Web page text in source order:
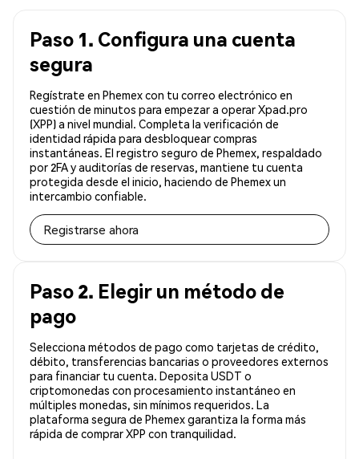
Paso 1. Configura una cuenta
segura
Regístrate en Phemex con tu correo electrónico en
cuestión de minutos para empezar a operar Xpad.pro
(XPP) a nivel mundial. Completa la verificación de
identidad rápida para desbloquear compras
instantáneas. El registro seguro de Phemex, respaldado
por 2FA y auditorías de reservas, mantiene tu cuenta
protegida desde el inicio, haciendo de Phemex un
intercambio confiable.
Registrarse ahora
Paso 2. Elegir un método de
pago
Selecciona métodos de pago como tarjetas de crédito,
débito, transferencias bancarias o proveedores externos
para financiar tu cuenta. Deposita USDT o
criptomonedas con procesamiento instantáneo en
múltiples monedas, sin mínimos requeridos. La
plataforma segura de Phemex garantiza la forma más
rápida de comprar XPP con tranquilidad.